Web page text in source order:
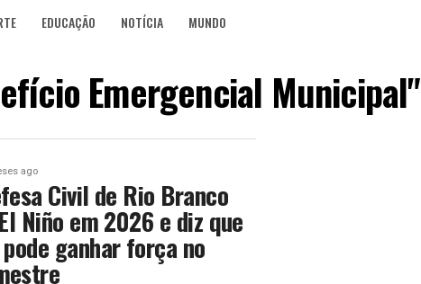
EDUCAÇÃO NOTÍCIA MUNDO
Emergencial Municipal"
ago
Civil de Rio Branco
Niño em 2026 e diz que
ganhar força no